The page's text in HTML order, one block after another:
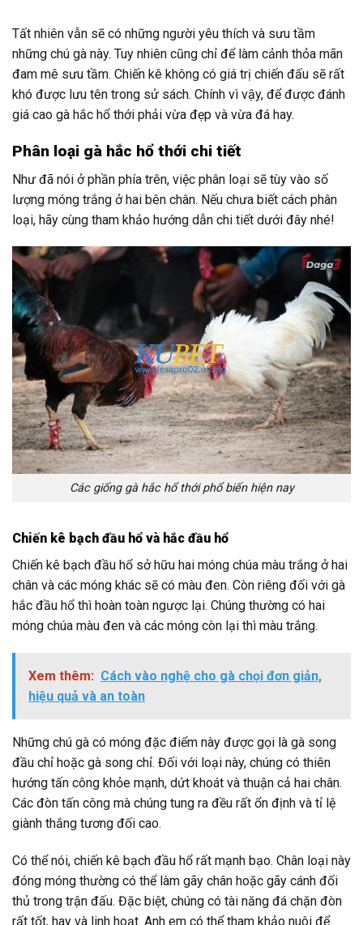
Tất nhiên vẫn sẽ có những người yêu thích và sưu tầm
những chú gà này. Tuy nhiên cũng chỉ để làm cảnh thỏa mãn
đam mê sưu tầm. Chiến kê không có giá trị chiến đấu sẽ rất
khó được lưu tên trong sử sách. Chính vì vậy, để được đánh
giá cao gà hắc hổ thới phải vừa đẹp và vừa đá hay.
Phân loại gà hắc hổ thới chi tiết
Như đã nói ở phần phía trên, việc phân loại sẽ tùy vào số
lượng móng trắng ở hai bên chân. Nếu chưa biết cách phân
loại, hãy cùng tham khảo hướng dẫn chi tiết dưới đây nhé!
Các giống gà hắc hổ thới phổ biến hiện nay
Chiến kê bạch đầu hổ và hắc đầu hổ
Chiến kê bạch đầu hổ sở hữu hai móng chúa màu trắng ở hai
chân và các móng khác sẽ có màu đen. Còn riêng đối với gà
hắc đầu hổ thì hoàn toàn ngược lại. Chúng thường có hai
móng chúa màu đen và các móng còn lại thì màu trắng.
Xem thêm: Cách vào nghệ cho gà chọi đơn giản,
hiệu quả và an toàn
Những chú gà có móng đặc điểm này được gọi là gà song
đầu chỉ hoặc gà song chỉ. Đối với loại này, chúng có thiên
hướng tấn công khỏe mạnh, dứt khoát và thuận cả hai chân.
Các đòn tấn công mà chúng tung ra đều rất ổn định và tỉ lệ
giành thắng tương đối cao.
Có thể nói, chiến kê bạch đầu hổ rất mạnh bạo. Chân loại này
đóng móng thường có thể làm gãy chân hoặc gãy cánh đối
thủ trong trận đấu. Đặc biệt, chúng có tài năng đá chặn đòn
rất tốt, hay và linh hoạt. Anh em có thể tham khảo nuôi để